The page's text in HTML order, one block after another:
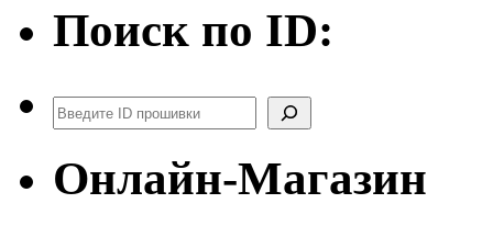
Поиск по ID:
Поиск
Онлайн-Магазин